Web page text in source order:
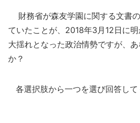
財務省が森友学園に関する文書
ていたことが、2018年3月12日に
大揺れとなった政治情勢ですが、
か？
各選択肢から一つを選び回答して